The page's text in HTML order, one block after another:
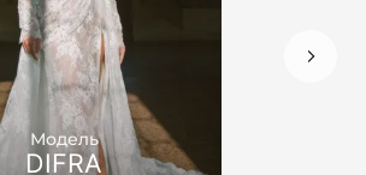
Модель
DIFRA